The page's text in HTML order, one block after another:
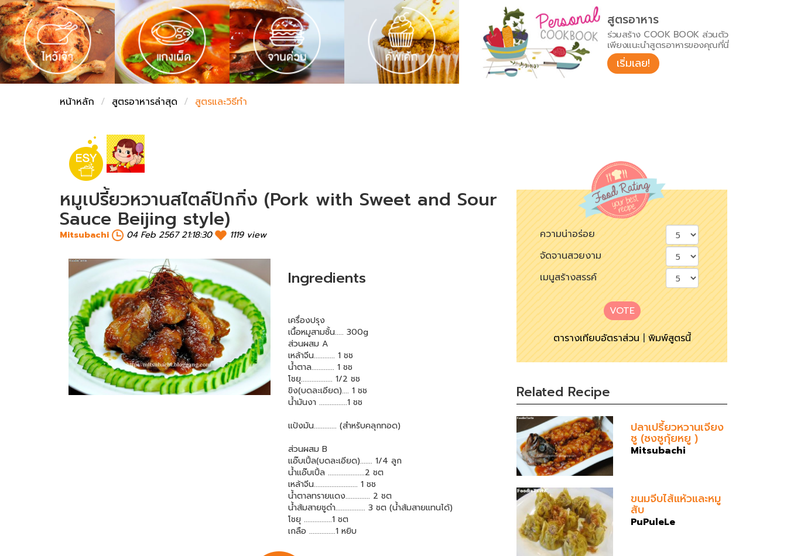
สูตรอาหาร
ร่วมสร้าง COOK BOOK ส่วนตัว
เพียงแนะนำสูตรอาหารของคุณที่นี่
เริ่มเลย!
หน้าหลัก สูตรอาหารล่าสุด สูตรและวิธีทำ
หมูเปรี้ยวหวานสไตล์ปักกิ่ง (Pork with Sweet and Sour
Sauce Beijing style)
Mitsubachi 04 Feb 2567 21:18:30 1119 view
Ingredients
เครื่องปรุง
เนื้อหมูสามชั้น..... 300g
ส่วนผสม A
เหล้าจีน............ 1 ชช
น้ำตาล............. 1 ชช
โชยุ.................. 1/2 ชช
ขิง(บดละเอียด).... 1 ชช
น้ำมันงา ................1 ชช
แป้งมัน............. (สำหรับคลุกทอด)
ส่วนผสม B
แอ๊บเปิ้ล(บดละเอียด)....... 1/4 ลูก
น้ำแอ๊บเปิ้ล .....................2 ชต
เหล้าจีน......................... 1 ชช
น้ำตาลทรายแดง.............. 2 ชต
น้ำส้มสายชูดำ................. 3 ชต (น้ำส้มสายแทนได้)
โชยุ ................1 ชต
เกลือ ...............1 หยิบ
ความน่าอร่อย
จัดจานสวยงาม
เมนูสร้างสรรค์
VOTE
ตารางเทียบอัตราส่วน|พิมพ์สูตรนี้
Related Recipe
ปลาเปรี้ยวหวานเจียง
ซู (ซงซูกุ้ยหยู )
Mitsubachi
ขนมจีบไส้แห้วและหมู
สับ
PuPuleLe